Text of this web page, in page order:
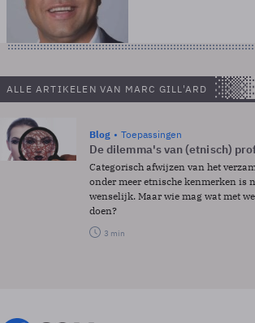
ALLE ARTIKELEN VAN MARC GILL'ARD
Blog Toepassingen
De dilemma's van (etnisch)
Categorisch afwijzen van het
onder meer etnische kenmerken is
wenselijk. Maar wie mag wat met
doen?
3 min